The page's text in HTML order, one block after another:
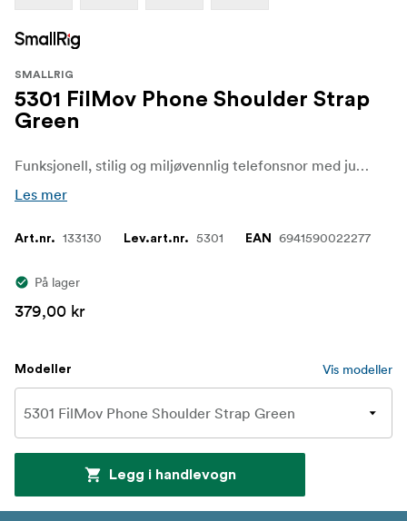
SMALLRIG
5301 FilMov Phone Shoulder Strap
Green
Funksjonell, stilig og miljøvennlig telefonsnor med justerbar lengde som passer til ulike stiler. Den er laget av ekte lær og nylontau og er slitesterk, men likevel lett.
Les mer
Art.nr. 133130 Lev.art.nr. 5301 EAN 6941590022277
På lager
379,00 kr
Modeller Vis modeller
Legg i handlevogn